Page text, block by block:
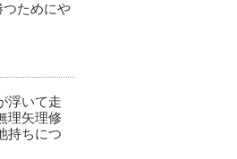
ためにや
浮いて走
理矢理修
持ちにつ